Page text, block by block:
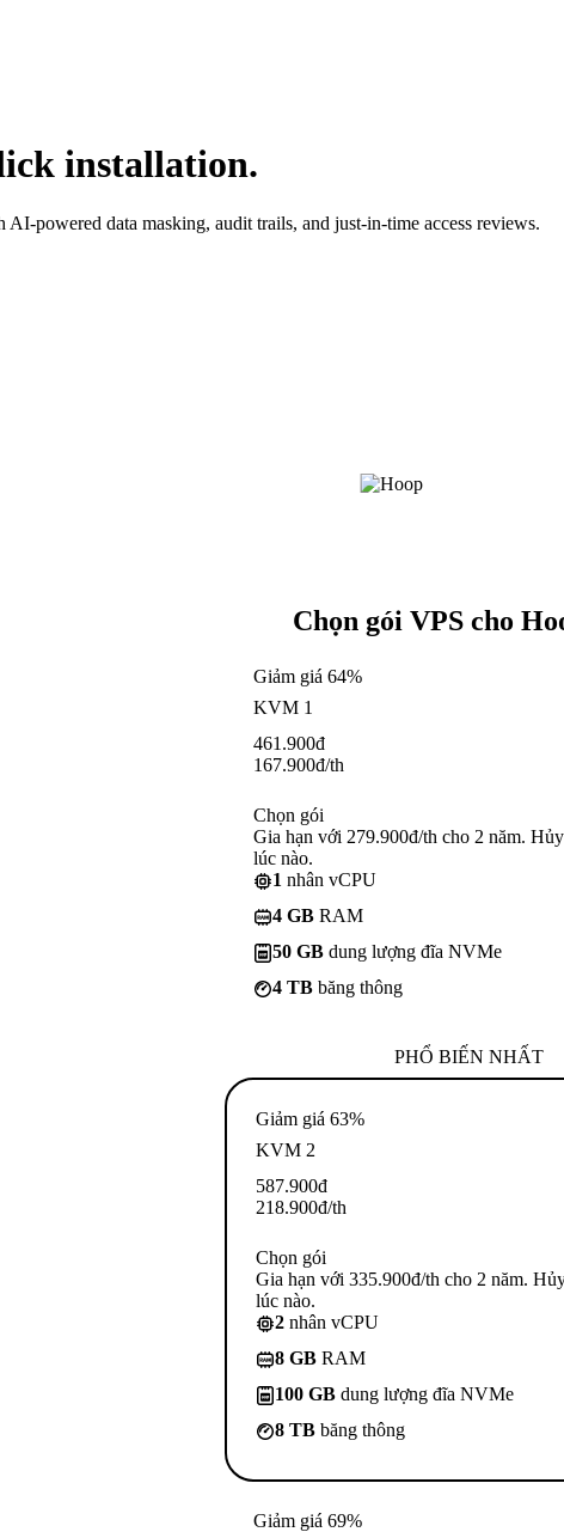
installation.
powered data masking, audit trails, and just-in-time access reviews.
Chọn gói VPS cho
Giảm giá 64%
KVM 1
461.900đ
167.900đ/th
Chọn gói
Gia hạn với 279.900đ/th cho 2 năm.
lúc nào.
1 nhân vCPU
4 GB RAM
50 GB dung lượng đĩa NVMe
4 TB băng thông
PHỔ BIẾN NHẤT
Giảm giá 63%
KVM 2
587.900đ
218.900đ/th
Chọn gói
Gia hạn với 335.900đ/th cho 2 năm.
lúc nào.
2 nhân vCPU
8 GB RAM
100 GB dung lượng đĩa NVMe
8 TB băng thông
Giảm giá 69%